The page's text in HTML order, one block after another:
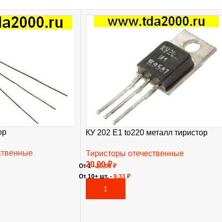
КУ 202 Е1 to220 металл тиристор
Тиристоры отечественные
20,00₽
В КОРЗИНУ
От 1 -20,00₽
От 10+ шт. - 9,33 ₽